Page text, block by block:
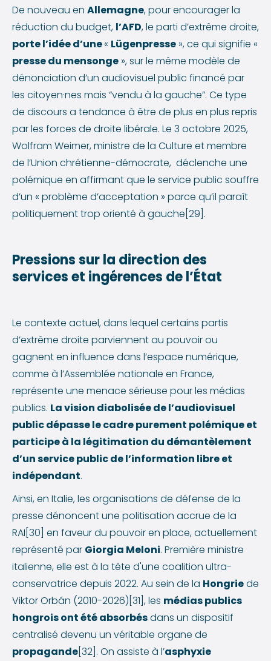
De nouveau en Allemagne, pour encourager la
réduction du budget, l’AFD, le parti d’extrême droite,
porte l’idée d’une« Lügenpresse », ce qui signifie «
presse du mensonge », sur le même modèle de
dénonciation d’un audiovisuel public financé par
les citoyen·nes mais “vendu à la gauche”. Ce type
de discours a tendance à être de plus en plus repris
par les forces de droite libérale. Le 3 octobre 2025,
Wolfram Weimer, ministre de la Culture et membre
de l’Union chrétienne-démocrate, déclenche une
polémique en affirmant que le service public souffre
d’un « problème d’acceptation » parce qu’il paraît
politiquement trop orienté à gauche[29].
Pressions sur la direction des
services et ingérences de l’État
Le contexte actuel, dans lequel certains partis
d’extrême droite parviennent au pouvoir ou
gagnent en influence dans l’espace numérique,
comme à l’Assemblée nationale en France,
représente une menace sérieuse pour les médias
publics. La vision diabolisée de l’audiovisuel
public dépasse le cadre purement polémique et
participe à la légitimation du démantèlement
d’un service public de l’information libre et
indépendant.
Ainsi, en Italie, les organisations de défense de la
presse dénoncent une politisation accrue de la
RAI[30] en faveur du pouvoir en place, actuellement
représenté par Giorgia Meloni. Première ministre
italienne, elle est à la tête d'une coalition ultra-
conservatrice depuis 2022. Au sein de la Hongriede
Viktor Orbán (2010-2026)[31], les médias publics
hongrois ont été absorbésdans un dispositif
centralisé devenu un véritable organe de
propagande [32]. On assiste à l’asphyxie